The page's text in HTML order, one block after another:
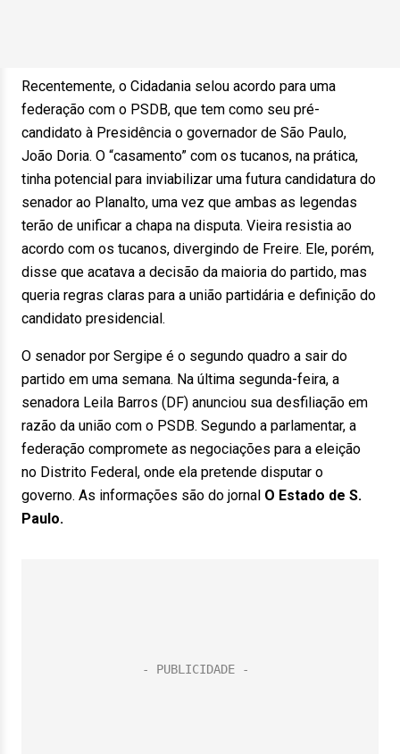
Recentemente, o Cidadania selou acordo para uma
federação com o PSDB, que tem como seu pré-
candidato à Presidência o governador de São Paulo,
João Doria. O “casamento” com os tucanos, na prática,
tinha potencial para inviabilizar uma futura candidatura do
senador ao Planalto, uma vez que ambas as legendas
terão de unificar a chapa na disputa. Vieira resistia ao
acordo com os tucanos, divergindo de Freire. Ele, porém,
disse que acatava a decisão da maioria do partido, mas
queria regras claras para a união partidária e definição do
candidato presidencial.
O senador por Sergipe é o segundo quadro a sair do
partido em uma semana. Na última segunda-feira, a
senadora Leila Barros (DF) anunciou sua desfiliação em
razão da união com o PSDB. Segundo a parlamentar, a
federação compromete as negociações para a eleição
no Distrito Federal, onde ela pretende disputar o
governo. As informações são do jornal O Estado de S.
Paulo.